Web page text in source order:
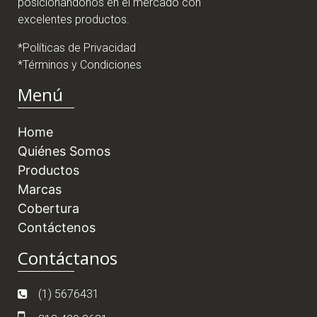
excelentes productos.
*Políticas de Privacidad
*Términos y Condiciones
Menú
Home
Quiénes Somos
Productos
Marcas
Cobertura
Contáctenos
Contáctanos
(1) 5676431